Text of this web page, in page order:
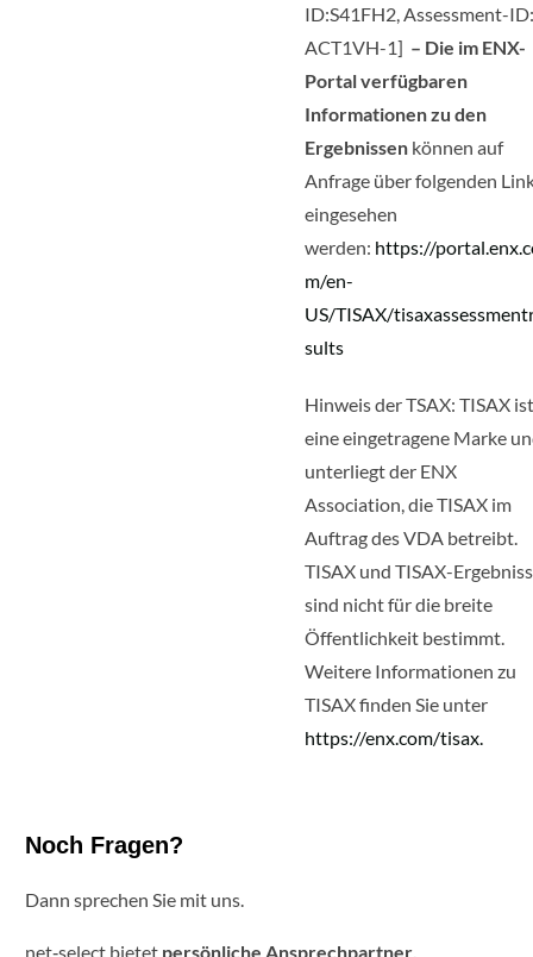
ID:S41FH2, Assessment-ID:
ACT1VH-1] – Die im ENX-
Portal verfügbaren
Informationen zu den
Ergebnissen können auf
Anfrage über folgenden
eingesehen
werden: https://
m/en-
US/TISAX/
sults
Hinweis der TSAX: TISAX ist
eine eingetragene Marke
unterliegt der ENX
Association, die TISAX im
Auftrag des VDA betreibt.
TISAX und TISAX-
sind nicht für die breite
Öffentlichkeit bestimmt.
Weitere Informationen zu
TISAX finden Sie unter
https://enx.com/tisax.
Noch Fragen?
Dann sprechen Sie mit uns.
net‑select bietet persönliche Ansprechpartner,